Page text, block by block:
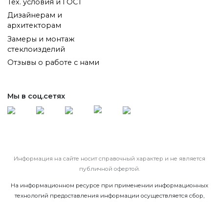
Дизайнерам и
архитекторам
Замеры и монтаж
стеклоизделий
Отзывы о работе с нами
Мы в соц.сетях
Информация на сайте носит справочный характер и не является
публичной офертой.
На информационном ресурсе при применении информационных
технологий предоставления информации осуществляется сбор,